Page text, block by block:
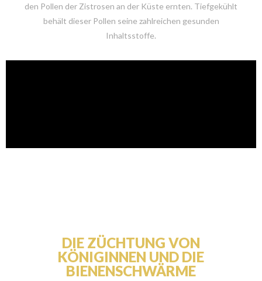
den Pollen der Zistrosen an der Küste ernten. Tiefgekühlt
behält dieser Pollen seine zahlreichen gesunden
Inhaltsstoffe.
DIE ZÜCHTUNG VON
KÖNIGINNEN UND DIE
BIENENSCHWÄRME